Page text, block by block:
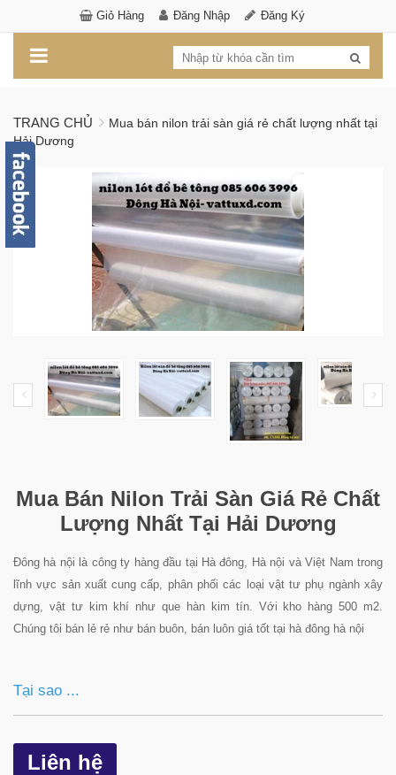
Giỏ Hàng Đăng Nhập Đăng Ký
TRANG CHỦ
Mua bán nilon trải sàn giá rẻ chất lượng nhất tại
Hải Dương
Mua Bán Nilon Trải Sàn Giá Rẻ Chất
Lượng Nhất Tại Hải Dương
Đông hà nội là công ty hàng đầu tại Hà đông, Hà nội và Việt Nam trong
lĩnh vực sản xuất cung cấp, phân phối các loại vật tư phụ ngành xây
dựng, vật tư kim khí như que hàn kim tín. Với kho hàng 500 m2.
Chúng tôi bán lẻ rẻ như bán buôn, bán luôn giá tốt tại hà đông hà nội
Tại sao ...
Liên hệ